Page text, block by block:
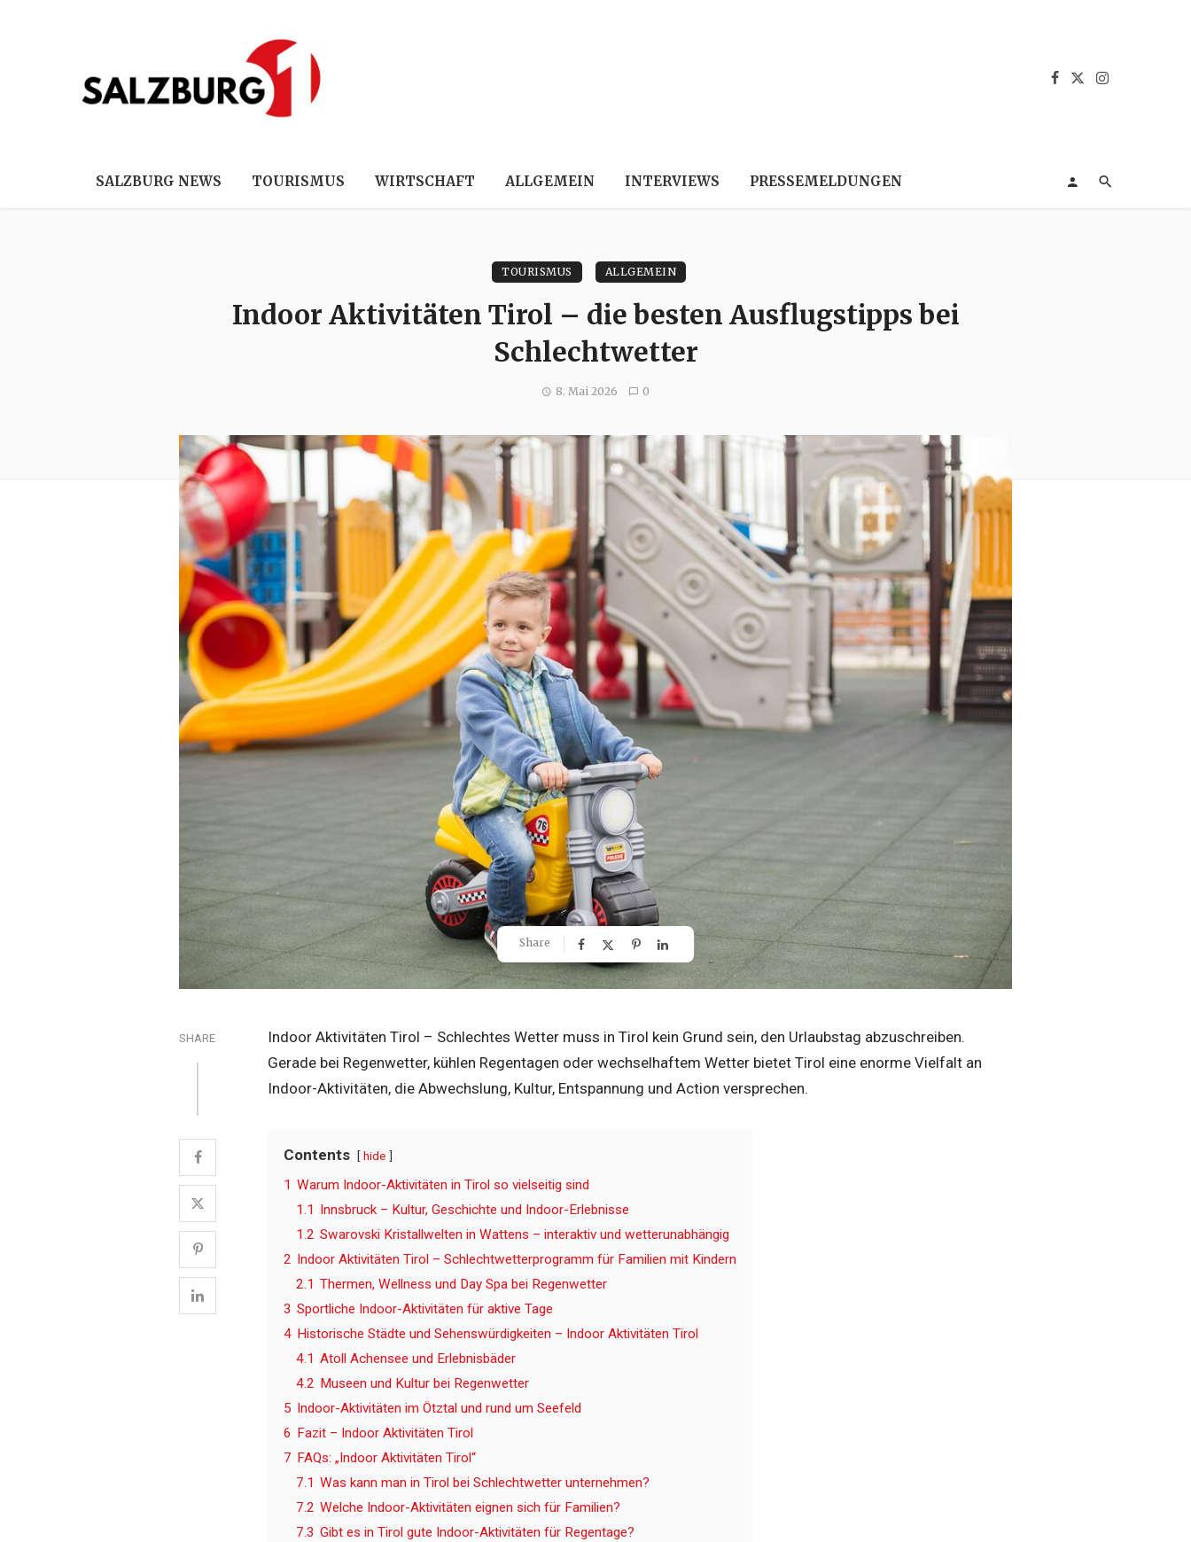
SALZBURG NEWS TOURISMUS WIRTSCHAFT ALLGEMEIN INTERVIEWS PRESSEMELDUNGEN
TOURISMUS ALLGEMEIN
Indoor Aktivitäten Tirol – die besten Ausflugstipps bei
Schlechtwetter
8. Mai 2026 0
Share
SHARE
Indoor Aktivitäten Tirol – Schlechtes Wetter muss in Tirol kein Grund sein, den Urlaubstag abzuschreiben.
Gerade bei Regenwetter, kühlen Regentagen oder wechselhaftem Wetter bietet Tirol eine enorme Vielfalt an
Indoor-Aktivitäten, die Abwechslung, Kultur, Entspannung und Action versprechen.
Contents hide
1 Warum Indoor-Aktivitäten in Tirol so vielseitig sind
1.1
Innsbruck – Kultur, Geschichte und Indoor-Erlebnisse
1.2 Swarovski Kristallwelten in Wattens – interaktiv und wetterunabhängig
2
Indoor Aktivitäten Tirol – Schlechtwetterprogramm für Familien mit Kindern
2.1 Thermen, Wellness und Day Spa bei Regenwetter
3 Sportliche Indoor-Aktivitäten für aktive Tage
4 Historische Städte und Sehenswürdigkeiten – Indoor Aktivitäten Tirol
4.1 Atoll Achensee und Erlebnisbäder
4.2 Museen und Kultur bei Regenwetter
5
Indoor-Aktivitäten im Ötztal und rund um Seefeld
6
Fazit – Indoor Aktivitäten Tirol
7 FAQs: „Indoor Aktivitäten Tirol“
7.1 Was kann man in Tirol bei Schlechtwetter unternehmen?
7.2 Welche Indoor-Aktivitäten eignen sich für Familien?
7.3 Gibt es in Tirol gute Indoor-Aktivitäten für Regentage?